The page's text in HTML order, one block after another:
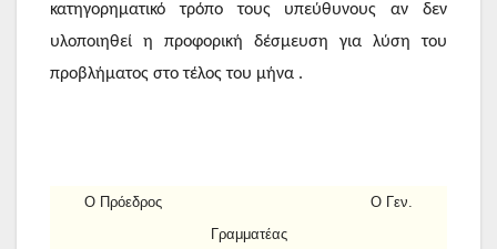
κατηγορηματικό τρόπο τους υπεύθυνους αν δεν
υλοποιηθεί η προφορική δέσμευση για λύση του
προβλήματος στο τέλος του μήνα .
Ο Πρόεδρος Ο Γεν.
Γραμματέας